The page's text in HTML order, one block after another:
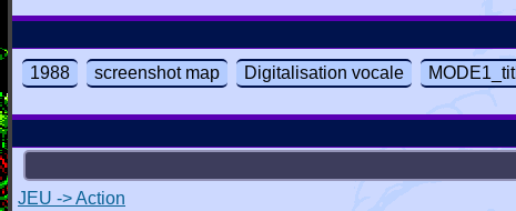
1988 screenshot map Digitalisation vocale
JEU -> Action